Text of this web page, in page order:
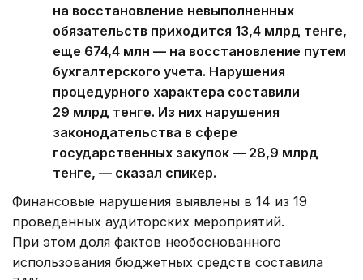
на восстановление невыполненных
обязательств приходится 13,4 млрд тенге,
еще 674,4 млн — на восстановление путем
бухгалтерского учета. Нарушения
процедурного характера составили
29 млрд тенге. Из них нарушения
законодательства в сфере
государственных закупок — 28,9 млрд
тенге, — сказал спикер.
Финансовые нарушения выявлены в 14 из 19
проведенных аудиторских мероприятий.
При этом доля фактов необоснованного
использования бюджетных средств составила